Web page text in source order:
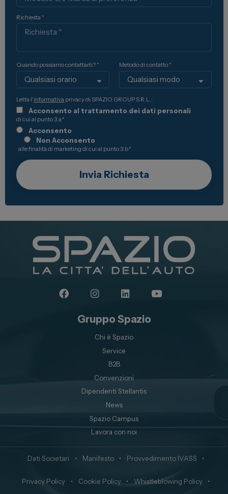
Richiesta *
Quando possiamo contattarti? * Metodo di contatto *
Letta l'informativa privacy di SPAZIO GROUP S.R.L.:
Acconsento al trattamento dei dati personali
di cui al punto 3.a*
Acconsento
Non Acconsento
alle finalità di marketing di cui al punto 3.b*
Gruppo Spazio
Chi è Spazio
Service
B2B
Convenzioni
Dipendenti Stellantis
News
Spazio Campus
Lavora con noi
Dati Societari • Manifesto • Provvedimento IVASS •
Privacy Policy • Cookie Policy • Whistleblowing Policy •